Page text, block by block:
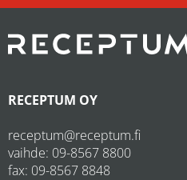
RECEPTUM OY
receptum@receptum.fi
vaihde: 09-8567 8800
fax: 09-8567 8848